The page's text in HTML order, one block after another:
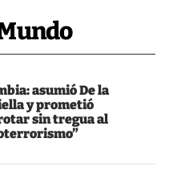
asumió De la
y prometió
sin tregua al